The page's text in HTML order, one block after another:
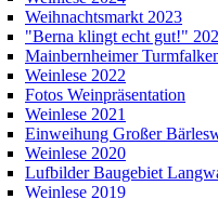
Weihnachtsmarkt 2023
"Berna klingt echt gut!"
Mainbernheimer
Weinlese 2022
Fotos Weinpräsentation
Weinlese 2021
Einweihung Großer
Weinlese 2020
Lufbilder Baugebiet
Weinlese 2019